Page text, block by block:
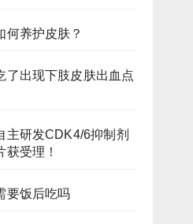
何养护皮肤？
了出现下肢皮肤出血点
主研发CDK4/6抑制剂
获受理！
要饭后吃吗